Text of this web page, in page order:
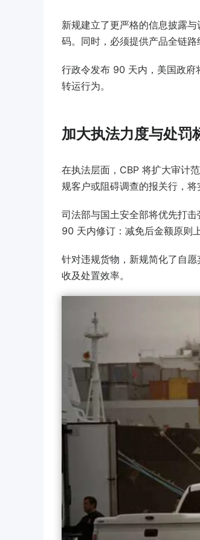
新规建立了更严格的信息披露
码。同时，必须提供产品全链
行政令发布 90 天内，美国政府
转运行为。
加大执法力度与处罚
在执法层面，CBP 将扩大审计
规客户或阻碍调查的报关行，将
司法部与国土安全部将优先打
90 天内修订：减免后金额原则
针对违规货物，新规简化了自
收及处置效率。